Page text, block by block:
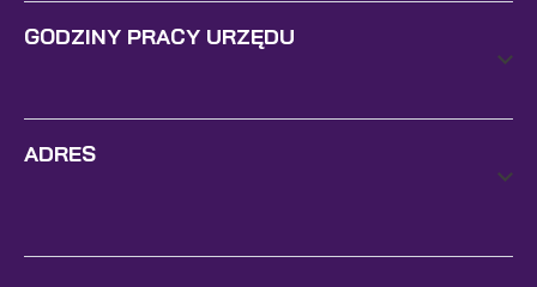
GODZINY PRACY URZĘDU
ADRES